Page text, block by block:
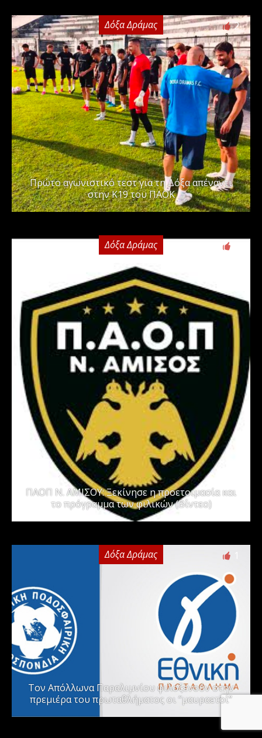
Δόξα Δράμας 2
Πρώτο αγωνιστικό τεστ για τη Δόξα απέναντι
στην Κ19 του ΠΑΟΚ
Δόξα Δράμας
ΠΑΟΠ Ν. ΑΜΙΣΟΥ: Ξεκίνησε η προετοιμασία και
το πρόγραμμα των φιλικών (Βίντεο)
Δόξα Δράμας
Τον Απόλλωνα Παραλιμνίου φιλοξενούν στην
πρεμιέρα του πρωταθλήματος οι “μαυραετοί”